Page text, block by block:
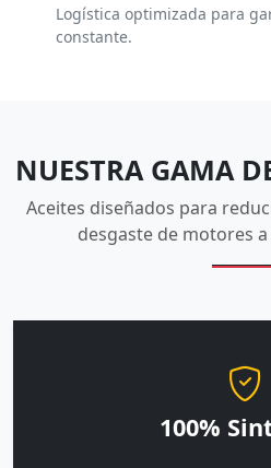
Logística optimizada para
constante.
NUESTRA GAMA
Aceites diseñados para
desgaste de motores
100%